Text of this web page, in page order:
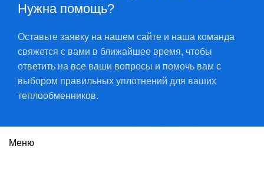
Нужна помощь?
Оставьте заявку на нашем сайте и наша команда
свяжется с вами в ближайшее время, чтобы
ответить на все ваши вопросы и помочь вам с
выбором правильных уплотнений для ваших
теплообменников.
Меню